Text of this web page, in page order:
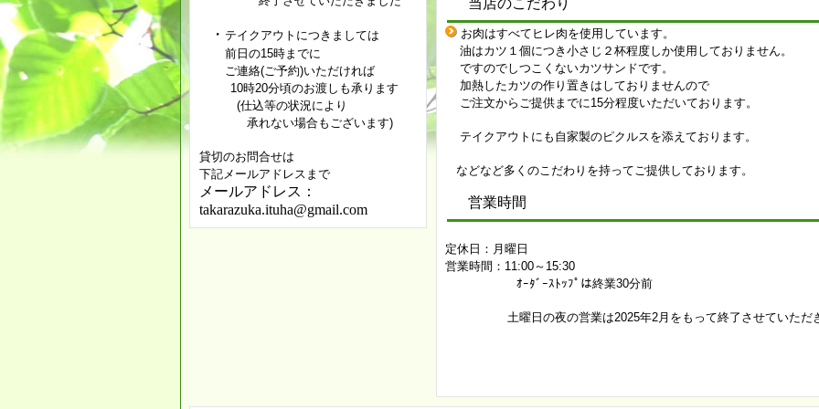
・ テイクアウトにつきましては
前日の15時までに
ご連絡(ご予約)いただければ
10時20分頃のお渡しも承ります
(仕込等の状況により
承れない場合もございます)
貸切のお問合せは
下記メールアドレスまで
メールアドレス：
takarazuka.ituha@gmail.com
当店のこだわり
お肉はすべてヒレ肉を使用しています。
油はカツ１個につき小さじ２杯程度しか使用しておりません。
ですのでしつこくないカツサンドです。
加熱したカツの作り置きはしておりませんので
ご注文からご提供までに15分程度いただいております。
テイクアウトにも自家製のピクルスを添えております。
などなど多くのこだわりを持ってご提供しております。
営業時間
定休日：月曜日
営業時間：11:00～15:30
ｵｰﾀﾞｰｽﾄｯﾌﾟは終業30分前
土曜日の夜の営業は2025年2月をもって終了させていただ